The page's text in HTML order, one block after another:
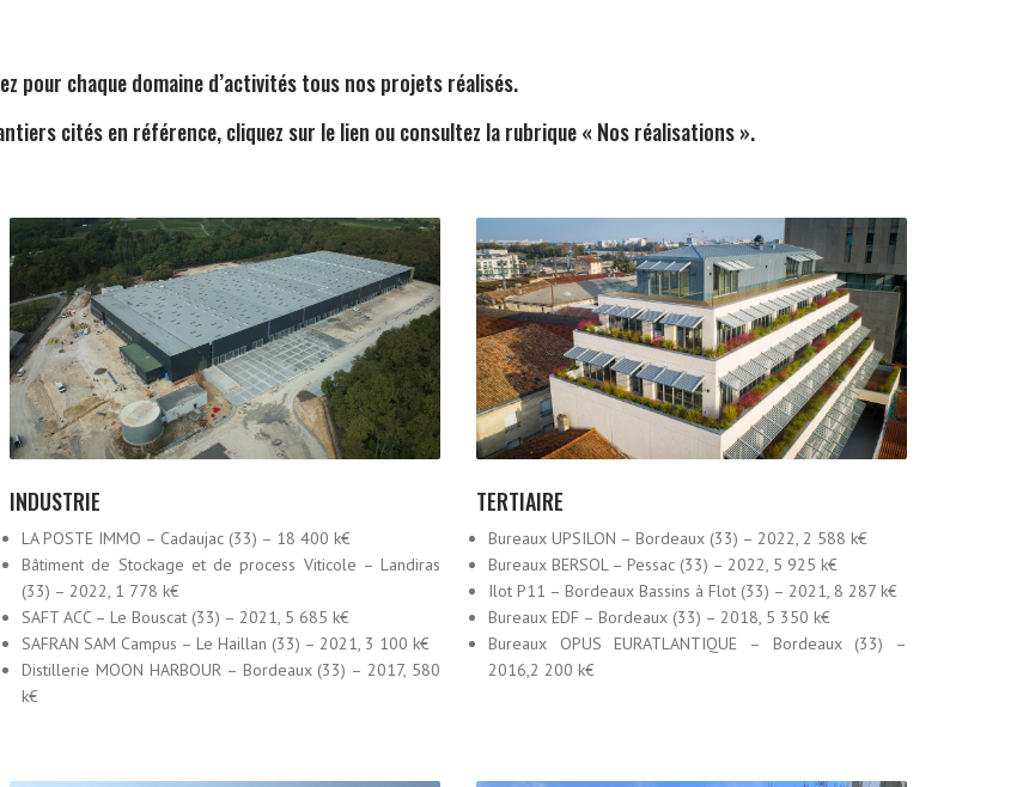
pour chaque domaine d’activités tous nos projets réalisés.
cités en référence, cliquez sur le lien ou consultez la rubrique « Nos réalisations».
INDUSTRIE
LA POSTE IMMO – Cadaujac (33) – 18 400 k€
Bâtiment de Stockage et de process Viticole – Landiras
(33) – 2022, 1 778 k€
SAFT ACC – Le Bouscat (33) – 2021, 5 685 k€
SAFRAN SAM Campus – Le Haillan (33) – 2021, 3 100 k€
Distillerie MOON HARBOUR – Bordeaux (33) – 2017, 580
k€
TERTIAIRE
Bureaux UPSILON – Bordeaux (33) – 2022, 2 588 k€
Bureaux BERSOL – Pessac (33) – 2022, 5 925 k€
Ilot P11 – Bordeaux Bassins à Flot (33) – 2021, 8 287 k€
Bureaux EDF – Bordeaux (33) – 2018, 5 350 k€
Bureaux OPUS EURATLANTIQUE – Bordeaux (33) –
2016,2 200 k€